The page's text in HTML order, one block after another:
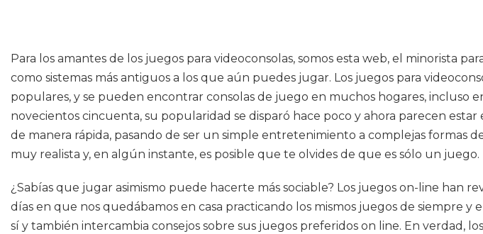
Para los amantes de los juegos para videoconsolas, somos esta web, el minorista
como sistemas más antiguos a los que aún puedes jugar. Los juegos para
populares, y se pueden encontrar consolas de juego en muchos hogares, incluso
novecientos cincuenta, su popularidad se disparó hace poco y ahora parecen
de manera rápida, pasando de ser un simple entretenimiento a complejas
muy realista y, en algún instante, es posible que te olvides de que es sólo un juego.
¿Sabías que jugar asimismo puede hacerte más sociable? Los juegos on-line han
días en que nos quedábamos en casa practicando los mismos juegos de siempre
sí y también intercambia consejos sobre sus juegos preferidos on line. En verdad,